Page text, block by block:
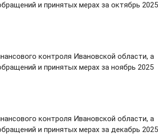
и принятых мерах за октябрь 2025
контроля Ивановской области, а
и принятых мерах за ноябрь 2025
контроля Ивановской области, а
и принятых мерах за декабрь 2025